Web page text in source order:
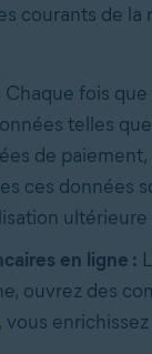
courants de
Chaque fois
telles
de
ces données
en ligne :
ouvrez des
vous